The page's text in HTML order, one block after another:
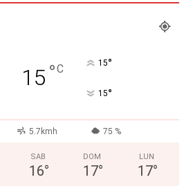
15 °C 15°
15°
5.7kmh 75 %
SAB
16°
DOM
17°
LUN
17°